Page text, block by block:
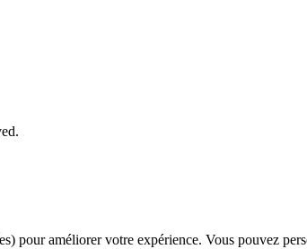
pour améliorer votre expérience. Vous pouvez